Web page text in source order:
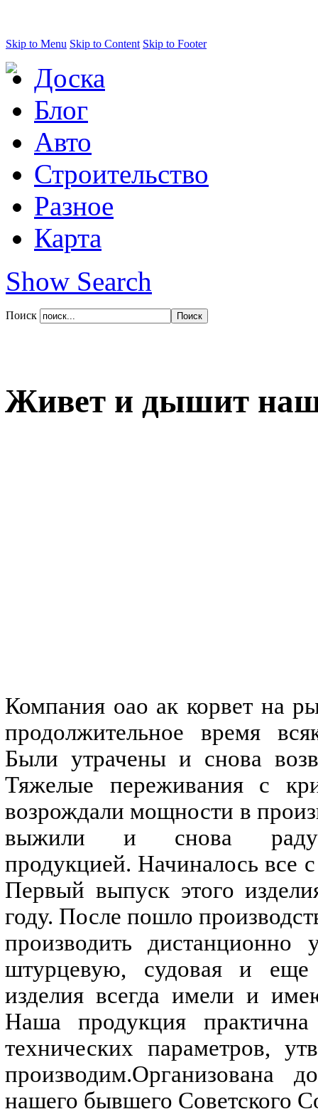
Skip to Menu Skip to Content Skip to Footer
Доска
Блог
Авто
Строительство
Разное
Карта
Show Search
Поиск
Живет и дышит наш
Компания оао ак корвет на
продолжительное время
Были утрачены и снова
Тяжелые переживания с
возрождали мощности в
выжили и снова
продукцией. Начиналось все
Первый выпуск этого
году. После пошло
производить дистанционно
штурцевую, судовая и еще
изделия всегда имели и
Наша продукция
технических параметров,
производим.Организована
нашего бывшего Советского